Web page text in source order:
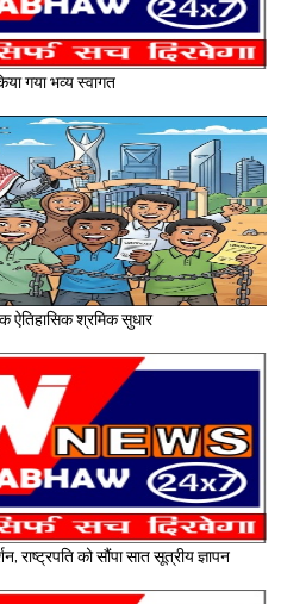
गया भव्य स्वागत
श्रमिक सुधार
राष्ट्रपति को सौंपा सात सूत्रीय ज्ञापन